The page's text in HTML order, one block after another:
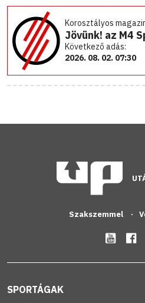
Korosztályos
Jövünk! az M4
Következő adás:
2026. 08. 02. 07:30
Szakszemmel
SPORTÁGAK